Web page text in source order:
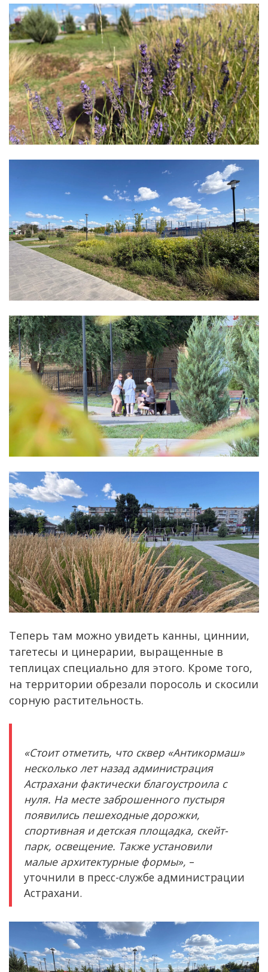
Теперь там можно увидеть канны, циннии,
тагетесы и цинерарии, выращенные в
теплицах специально для этого. Кроме того,
на территории обрезали поросоль и скосили
сорную растительность.
«Стоит отметить, что сквер «Антикормаш»
несколько лет назад администрация
Астрахани фактически благоустроила с
нуля. На месте заброшенного пустыря
появились пешеходные дорожки,
спортивная и детская площадка, скейт-
парк, освещение. Также установили
малые архитектурные формы», –
уточнили в пресс-службе администрации
Астрахани.